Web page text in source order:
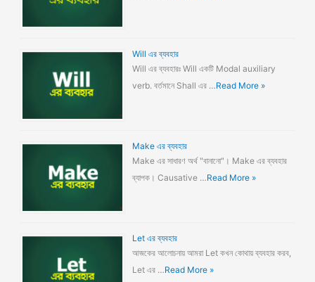
Will এর ব্যবহার
Will এর ব্যবহারঃ Will একটি Modal auxiliary
verb. বর্তমানে Shall এর …Read More »
Make এর ব্যবহার
Make এর সাধারণ অর্থ "বানানো"। Make এর ব্যবহার
ব্যাপক। Causative …Read More »
Let এর ব্যবহার
আজকের আলোচনায় আমরা Let কখন কোথায় ব্যবহার করব,
Let এর …Read More »